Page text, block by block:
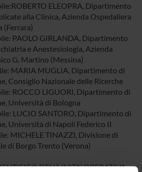
ELEOPRA, Dipartimento
alla Clinica, Azienda Ospedaliera
(Ferrara)
PAOLO GIRLANDA, Dipartimento
e Anestesiologia, Azienda
G. Martino (Messina)
MARIA MUGLIA, Dipartimento di
Consiglio Nazionale delle Ricerche
ROCCO LIGUORI, Dipartimento di
Università di Bologna
LUCIO SANTORO, Dipartimento di
Università di Napoli Federico II
MICHELE TINAZZI, Divisione di
di Borgo Trento (Verona)
DELL’UNITA’ OPERATIVA